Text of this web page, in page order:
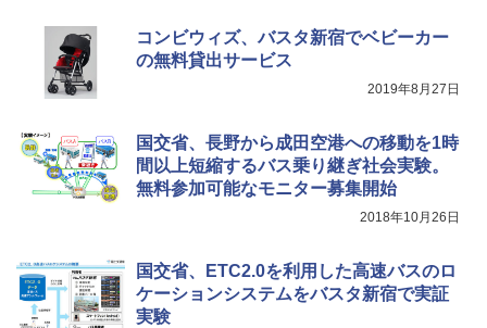
コンビウィズ、バスタ新宿でベビーカー
の無料貸出サービス
2019年8月27日
国交省、長野から成田空港への移動を1時
間以上短縮するバス乗り継ぎ社会実験。
無料参加可能なモニター募集開始
2018年10月26日
国交省、ETC2.0を利用した高速バスのロ
ケーションシステムをバスタ新宿で実証
実験